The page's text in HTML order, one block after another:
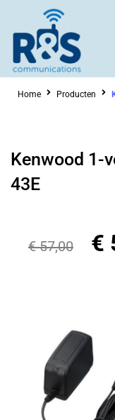
inhoud
Home Producten
Kenwood 1-
43E
€57,00 €